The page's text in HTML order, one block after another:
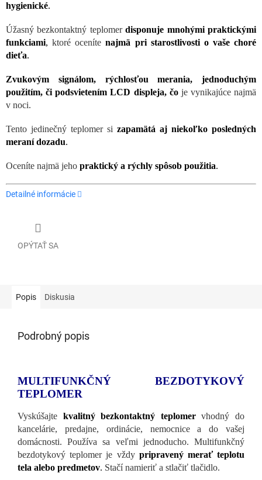
hygienické.
Úžasný bezkontaktný teplomerdisponuje mnohými praktickými
funkciami, ktoré ocenítenajmä pri starostlivosti o vaše choré
dieťa.
Zvukovým signálom, rýchlosťou merania, jednoduchým
použitím, či podsvietením LCD displeja, čoje vynikajúce najmä
v noci.
Tento jedinečný teplomer si zapamätá aj niekoľko posledných
meraní dozadu.
Oceníte najmä jeho praktický a rýchly spôsob použitia.
Detailné informácie
OPÝTAŤ SA
Popis Diskusia
Podrobný popis
MULTIFUNKČNÝ BEZDOTYKOVÝ
TEPLOMER
Vyskúšajte kvalitný bezkontaktný teplomervhodný do
kancelárie, predajne, ordinácie, nemocnice a do vašej
domácnosti. Používa sa veľmi jednoducho. Multifunkčný
bezdotykový teplomer je vždy pripravený merať teplotu
tela alebo predmetov. Stačí namieriť a stlačiť tlačidlo.